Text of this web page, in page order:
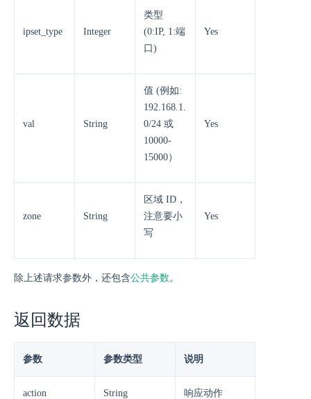
ipset_type Integer
类型
(0:IP, 1:端
口)
Yes
val String
值 (例如:
192.168.1.
0/24 或
10000-
15000）
Yes
zone String
区域 ID，
注意要小
写
Yes
除上述请求参数外，还包含公共参数。
返回数据
参数 参数类型 说明
action String 响应动作